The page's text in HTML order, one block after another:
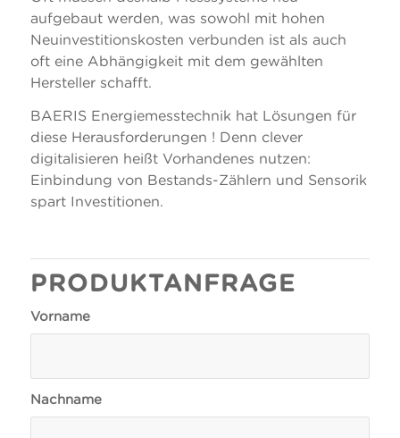
aufgebaut werden, was sowohl mit hohen
Neuinvestitionskosten verbunden ist als auch
oft eine Abhängigkeit mit dem gewählten
Hersteller schafft.
BAERIS Energiemesstechnik hat Lösungen für
diese Herausforderungen ! Denn clever
digitalisieren heißt Vorhandenes nutzen:
Einbindung von Bestands-Zählern und Sensorik
spart Investitionen.
PRODUKTANFRAGE
Vorname
Nachname